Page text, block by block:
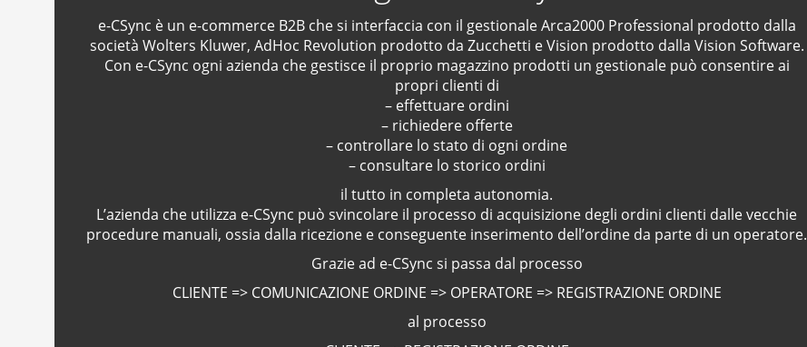
e-CSync è un e-commerce B2B che si interfaccia con il gestionale Arca2000 Professional prodotto dalla
società Wolters Kluwer, AdHoc Revolution prodotto da Zucchetti e Vision prodotto dalla Vision Software.
Con e-CSync ogni azienda che gestisce il proprio magazzino prodotti un gestionale può consentire ai
propri clienti di
– effettuare ordini
– richiedere offerte
– controllare lo stato di ogni ordine
– consultare lo storico ordini
il tutto in completa autonomia.
L’azienda che utilizza e-CSync può svincolare il processo di acquisizione degli ordini clienti dalle vecchie
procedure manuali, ossia dalla ricezione e conseguente inserimento dell’ordine da parte di un operatore.
Grazie ad e-CSync si passa dal processo
CLIENTE => COMUNICAZIONE ORDINE => OPERATORE => REGISTRAZIONE ORDINE
al processo